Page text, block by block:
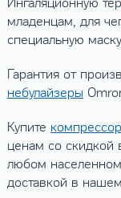
Ингаляционную
младенцам, для
специальную
Гарантия от
небулайзеры
Купите
ценам со скидкой
любом
доставкой в